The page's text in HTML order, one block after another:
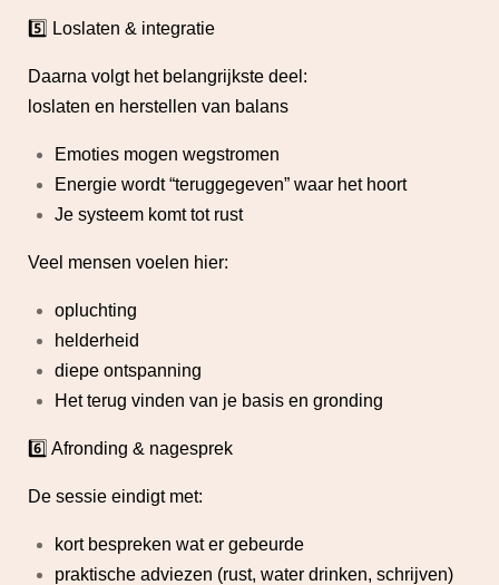
5️⃣ Loslaten & integratie
Daarna volgt het belangrijkste deel:
loslaten en herstellen van balans
Emoties mogen wegstromen
Energie wordt “teruggegeven” waar het hoort
Je systeem komt tot rust
Veel mensen voelen hier:
opluchting
helderheid
diepe ontspanning
Het terug vinden van je basis en gronding
6️⃣ Afronding & nagesprek
De sessie eindigt met:
kort bespreken wat er gebeurde
praktische adviezen (rust, water drinken, schrijven)